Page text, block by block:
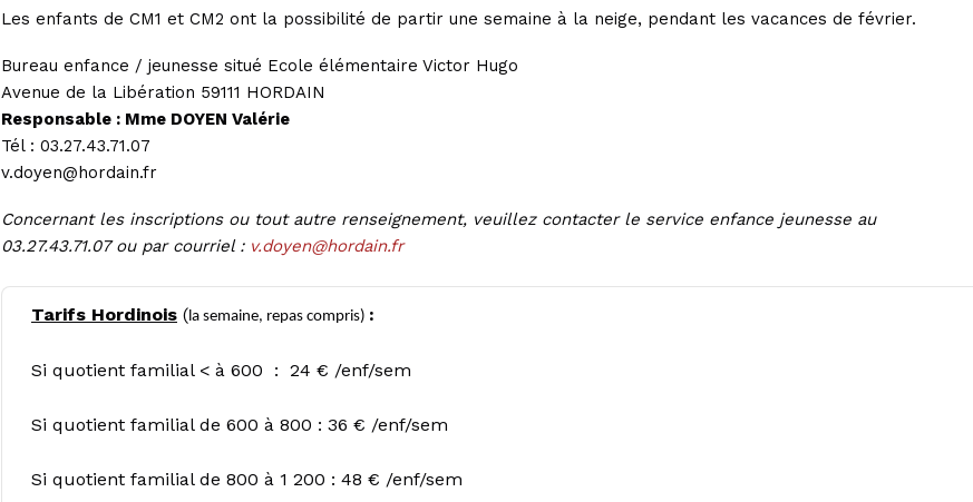
Les enfants de CM1 et CM2 ont la possibilité de partir une semaine à la neige, pendant les vacances de février.
Bureau enfance / jeunesse situé Ecole élémentaire Victor Hugo
Avenue de la Libération 59111 HORDAIN
Responsable : Mme DOYEN Valérie
Tél : 03.27.43.71.07
v.doyen@hordain.fr
Concernant les inscriptions ou tout autre renseignement, veuillez contacter le service enfance jeunesse au
03.27.43.71.07 ou par courriel : v.doyen@hordain.fr
Tarifs Hordinois (la semaine, repas compris) :
Si quotient familial < à 600 : 24 € /enf/sem
Si quotient familial de 600 à 800 : 36 € /enf/sem
Si quotient familial de 800 à 1 200 : 48 € /enf/sem